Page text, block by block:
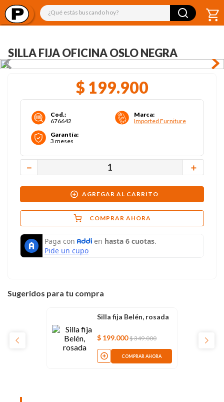
¿Qué estás buscando hoy?
SILLA FIJA OFICINA OSLO NEGRA
$ 199.900
Cod.:
676642
Marca:
Imported Furniture
Garantía:
3 meses
＋
－
AGREGAR AL CARRITO
COMPRAR AHORA
Sugeridos para tu compra
Silla fija Belén, rosada
$ 199.000 $349.000
COMPRAR AHORA